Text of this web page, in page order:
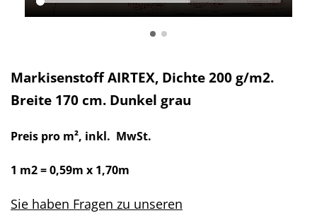
Markisenstoff AIRTEX, Dichte 200 g/m2.
Breite 170 cm. Dunkel grau
Preis pro m², inkl. MwSt.
1 m2 = 0,59m x 1,70m
Sie haben Fragen zu unseren